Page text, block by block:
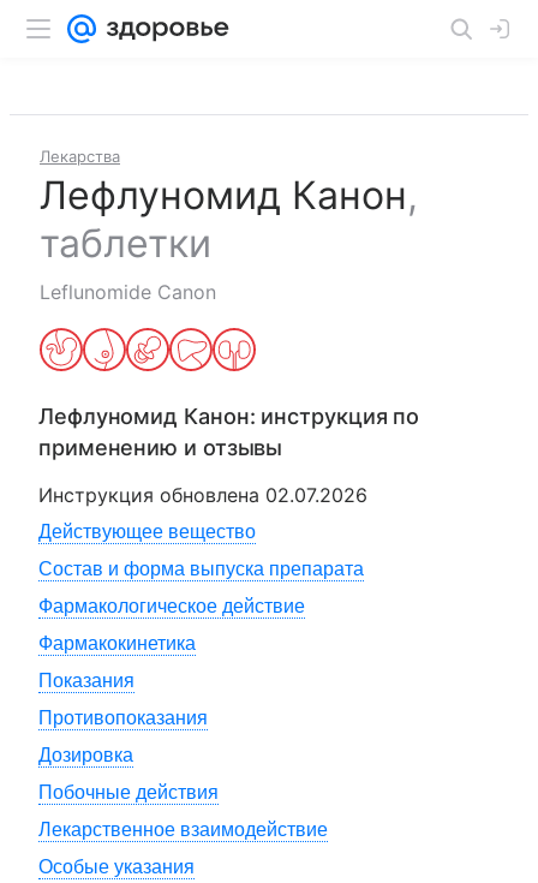
Лекарства
Лефлуномид Канон,
таблетки
Leflunomide Canon
Лефлуномид Канон: инструкция по
применению и отзывы
Инструкция обновлена 02.07.2026
Действующее вещество
Состав и форма выпуска препарата
Фармакологическое действие
Фармакокинетика
Показания
Противопоказания
Дозировка
Побочные действия
Лекарственное взаимодействие
Особые указания